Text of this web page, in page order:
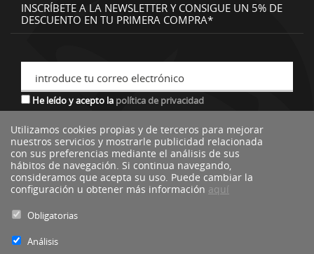
INSCRÍBETE A LA NEWSLETTER Y CONSIGUE UN 5% DE
DESCUENTO EN TU PRIMERA COMPRA*
introduce tu correo electrónico
He leído y acepto la política de privacidad
*descuento no acumulable a otras ofertas o promociones.
Utilizamos cookies propias y de terceros para mejorar
nuestros servicios y mostrarle publicidad relacionada
con sus preferencias mediante el análisis de sus
hábitos de navegación. Si continua navegando,
consideramos que acepta su uso. Puede cambiar la
configuración u obtener más información aquí
Obligatorias
Análisis